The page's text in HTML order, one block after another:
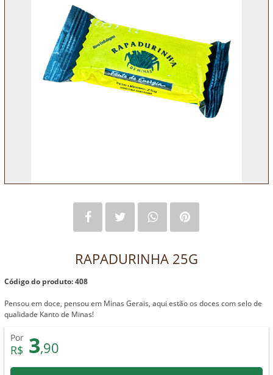
RAPADURINHA 25G
Código do produto: 408
Pensou em doce, pensou em Minas Gerais, aqui estão os doces com selo de
qualidade Kanto de Minas!
Por
R$ 3,90